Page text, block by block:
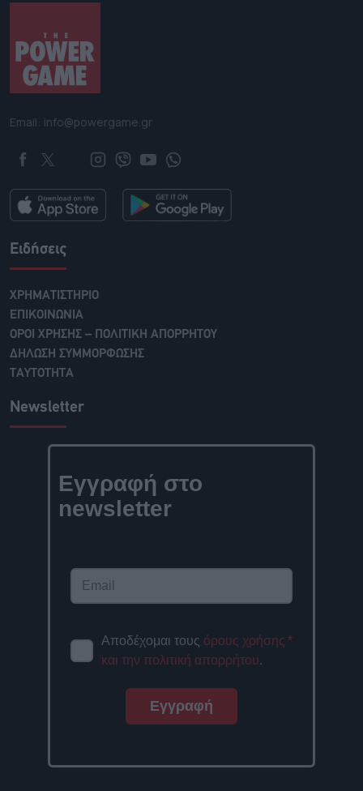
Email: info@powergame.gr
Ειδήσεις
ΧΡΗΜΑΤΙΣΤΗΡΙΟ
ΕΠΙΚΟΙΝΩΝΙΑ
ΟΡΟΙ ΧΡΗΣΗΣ – ΠΟΛΙΤΙΚΗ ΑΠΟΡΡΗΤΟΥ
ΔΗΛΩΣΗ ΣΥΜΜΟΡΦΩΣΗΣ
ΤΑΥΤΟΤΗΤΑ
Newsletter
Εγγραφή στο
newsletter
Αποδέχομαι τους όρους χρήσης
και την πολιτική απορρήτου.
*
Εγγραφή